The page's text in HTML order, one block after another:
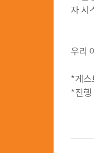
자 시
우리
*게스
*진행